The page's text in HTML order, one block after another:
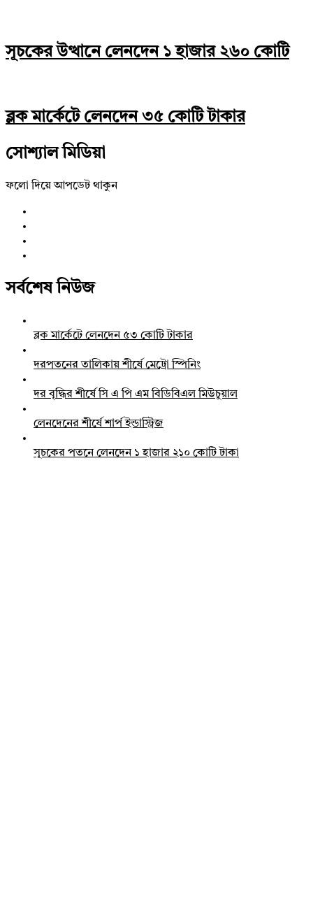
সূচকের উত্থানে লেনদেন ১ হাজার ২৬০ কোটি
ব্লক মার্কেটে লেনদেন ৩৫ কোটি টাকার
সোশ্যাল মিডিয়া
ফলো দিয়ে আপডেট থাকুন
সর্বশেষ নিউজ
ব্লক মার্কেটে লেনদেন ৫৩ কোটি টাকার
দরপতনের তালিকায় শীর্ষে মেট্রো স্পিনিং
দর বৃদ্ধির শীর্ষে সি এ পি এম বিডিবিএল মিউচুয়াল
লেনদেনের শীর্ষে শার্প ইন্ডাস্ট্রিজ
সূচকের পতনে লেনদেন ১ হাজার ২১০ কোটি টাকা